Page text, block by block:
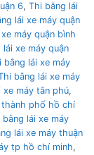
6, Thi bằng lái
lái xe máy quận
máy quận bình
lái xe máy quận
bằng lái xe máy
bằng lái xe máy
xe máy tân phú,
thành phố hồ chí
bằng lái xe máy
lái xe máy thuận
tp hồ chí minh,